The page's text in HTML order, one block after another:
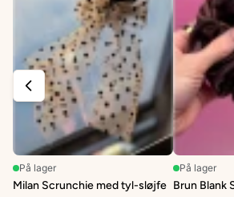
På lager
Milan Scrunchie med tyl-sløjfe
På lager
Brun Blank